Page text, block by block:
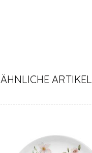
ÄHNLICHE ARTIKEL